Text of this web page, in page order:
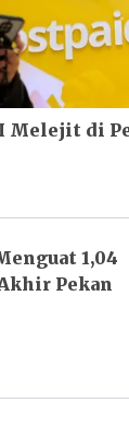
Melejit di
1,04
Pekan